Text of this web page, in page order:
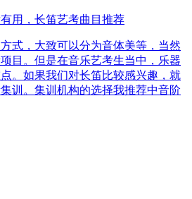
用，长笛艺考曲目推荐
式，大致可以分为音体美等，当然
目。但是在音乐艺考生当中，乐器
。如果我们对长笛比较感兴趣，就
训。集训机构的选择我推荐中音阶